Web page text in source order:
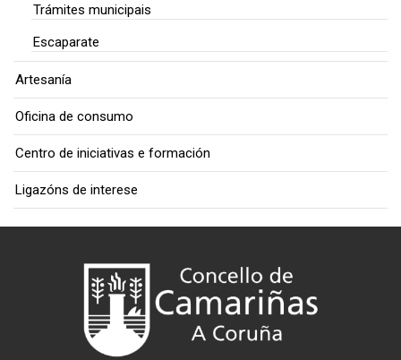
Trámites municipais
Escaparate
Artesanía
Oficina de consumo
Centro de iniciativas e formación
Ligazóns de interese